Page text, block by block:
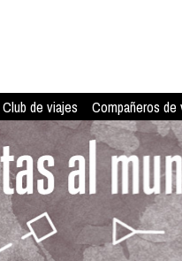
Club de viajes Compañeros de